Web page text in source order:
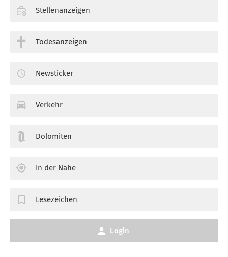
Stellenanzeigen
Todesanzeigen
Newsticker
Verkehr
Dolomiten
In der Nähe
Lesezeichen
Login